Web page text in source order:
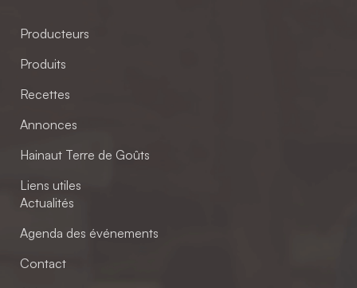
Producteurs
Produits
Recettes
Annonces
Hainaut Terre de Goûts
Liens utiles
Actualités
Agenda des événements
Contact